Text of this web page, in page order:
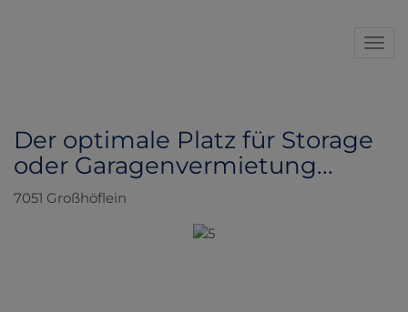
Der optimale Platz für Storage
oder Garagenvermietung...
7051 Großhöflein